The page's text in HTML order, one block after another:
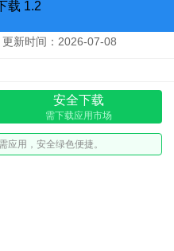
载 1.2
更新时间：2026-07-08
安全下载
需下载应用市场
应用，安全绿色便捷。